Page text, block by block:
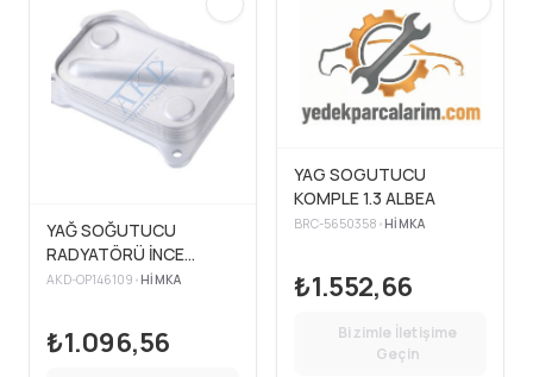
YAĞ SOĞUTUCU
RADYATÖRÜ İNCE
CORSA C CORSA D
IDEA 1.3 DTJ DTE
AKD-OP146109 • HIMKA
₺1.096,56
YAG SOGUTUCU
KOMPLE 1.3 ALBEA
BRC-5650358 • HIMKA
₺1.552,66
Bizimle İletişime
Geçin